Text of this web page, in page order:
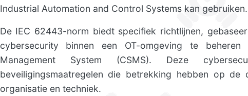
Industrial Automation and Control Systems kan gebruiken.
De IEC 62443-norm biedt specifiek richtlijnen,
cybersecurity binnen een OT-omgeving te
Management System (CSMS). Deze
beveiligingsmaatregelen die betrekking hebben op
organisatie en techniek.